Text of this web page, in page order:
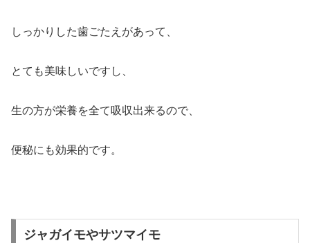
しっかりした歯ごたえがあって、
とても美味しいですし、
生の方が栄養を全て吸収出来るので、
便秘にも効果的です。
ジャガイモやサツマイモ